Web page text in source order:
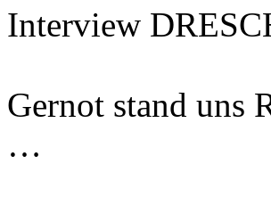
Interview
Gernot stand uns
…